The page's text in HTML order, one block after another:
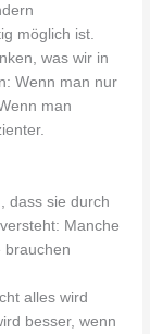
möglich ist.
was wir in
Wenn man nur
man
dass sie durch
Manche
brauchen
alles wird
besser, wenn